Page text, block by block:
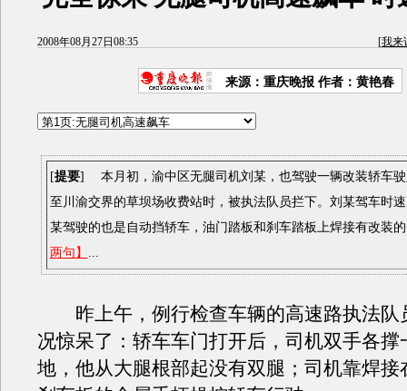
2008年08月27日08:35 [我来
来源：重庆晚报 作者：黄艳春
[提要] 本月初，渝中区无腿司机刘某，也驾驶一辆改装轿车驶
至川渝交界的草坝场收费站时，被执法队员拦下。刘某驾车时
某驾驶的也是自动挡轿车，油门踏板和刹车踏板上焊接有改装
两句】 ...
昨上午，例行检查车辆的高速路执法队
况惊呆了：轿车车门打开后，司机双手各撑
地，他从大腿根部起没有双腿；司机靠焊接